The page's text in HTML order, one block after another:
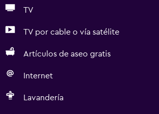
TV
TV por cable o vía satélite
Artículos de aseo gratis
Internet
Lavandería